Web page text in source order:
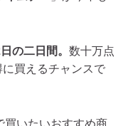
の二日間。 数十万点
買えるチャンスで
買いたいおすすめ商